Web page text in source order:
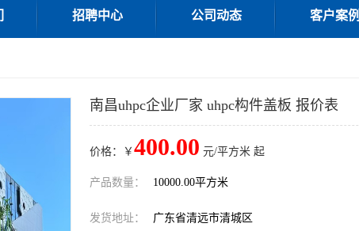
招聘中心 公司动态 客户案例
南昌uhpc企业厂家 uhpc构件盖板 报价表
价格：￥ 400.00 元/平方米 起
产品数量： 10000.00平方米
发货地址： 广东省清远市清城区